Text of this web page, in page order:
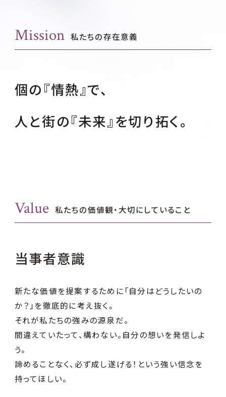
Mission 私たちの存在意義
個の『情熱』で、
⼈と街の『未来』を切り拓く。
Value 私たちの価値観・ 大切にしていること
当事者意識
新たな価値を提案するために「⾃分はどうしたいの
か？」を徹底的に考え抜く。
それが私たちの強みの源泉だ。
間違えていたって、構わない。⾃分の想いを発信しよ
う。
諦めることなく、必ず成し遂げる！という強い信念を
持ってほしい。